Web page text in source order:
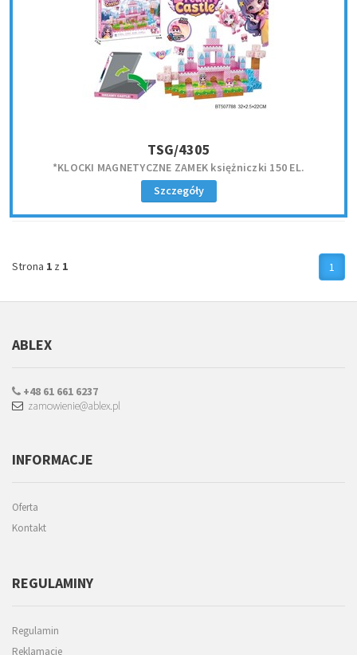
TSG/4305
*KLOCKI MAGNETYCZNE ZAMEK księżniczki 150 EL.
Szczegóły
Strona 1 z 1 1
ABLEX
+48 61 661 6237
zamowienie@ablex.pl
INFORMACJE
Oferta
Kontakt
REGULAMINY
Regulamin
Reklamacje